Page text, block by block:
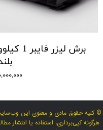
© کلیه حقوق مادی و معنوی این
هرگونه کپی‌برداری، استفاده یا انتشار